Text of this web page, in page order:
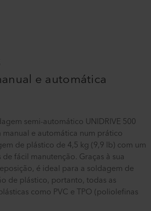
e automática
semi-automático UNIDRIVE 500
e automática num prático
de plástico de 4,5 kg (9,9 lb) com um
fácil manutenção. Graças à sua
é ideal para a soldagem de
de plástico, portanto, todas as
como PVC e TPO (poliolefinas